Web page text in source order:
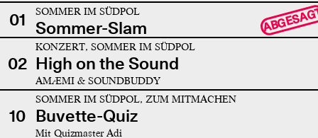
01 SOMMER IM SÜDPOL
Sommer-Slam
02
KONZERT, SOMMER IM SÜDPOL
High on the Sound
AMÆMI & SOUNDBUDDY
10
SOMMER IM SÜDPOL, ZUM MITMACHEN
Buvette-Quiz
Mit Quizmaster Adi